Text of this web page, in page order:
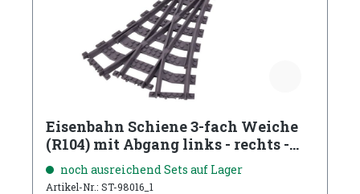
Eisenbahn Schiene 3-fach Weiche
(R104) mit Abgang links - rechts -
geradeaus
noch ausreichend Sets auf Lager
Artikel-Nr.: ST-98016_1